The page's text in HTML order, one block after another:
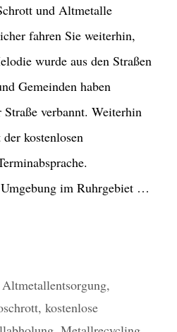
und Altmetalle
fahren Sie weiterhin,
wurde aus den Straßen
Gemeinden haben
verbannt. Weiterhin
kostenlosen
im Ruhrgebiet …
Altmetallentsorgung,
, kostenlose